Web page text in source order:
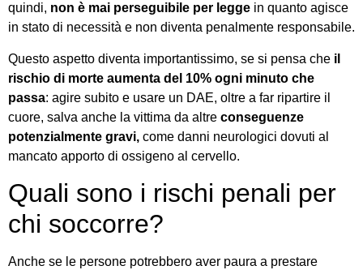
quindi, non è mai perseguibile per legge in quanto agisce
in stato di necessità e non diventa penalmente responsabile.
Questo aspetto diventa importantissimo, se si pensa che il
rischio di morte aumenta del 10% ogni minuto che
passa: agire subito e usare un DAE, oltre a far ripartire il
cuore, salva anche la vittima da altre conseguenze
potenzialmente gravi, come danni neurologici dovuti al
mancato apporto di ossigeno al cervello.
Quali sono i rischi penali per
chi soccorre?
Anche se le persone potrebbero aver paura a prestare